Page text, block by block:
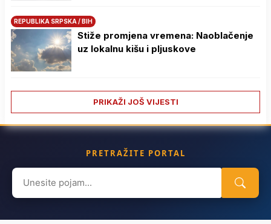
REPUBLIKA SRPSKA / BIH
Stiže promjena vremena: Naoblačenje
uz lokalnu kišu i pljuskove
PRIKAŽI JOŠ VIJESTI
PRETRAŽITE PORTAL
Search
for: